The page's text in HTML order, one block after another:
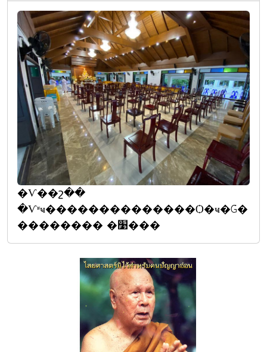
�Ѵ��շ��
�Ѵʶҹ��������������Ѻ�ҹ�Ǵ�
�������� �׹���